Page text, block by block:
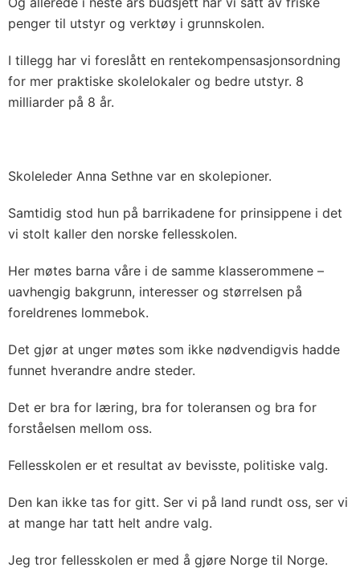
penger til utstyr og verktøy i grunnskolen.
I tillegg har vi foreslått en rentekompensasjonsordning
for mer praktiske skolelokaler og bedre utstyr. 8
milliarder på 8 år.
Skoleleder Anna Sethne var en skolepioner.
Samtidig stod hun på barrikadene for prinsippene i det
vi stolt kaller den norske fellesskolen.
Her møtes barna våre i de samme klasserommene –
uavhengig bakgrunn, interesser og størrelsen på
foreldrenes lommebok.
Det gjør at unger møtes som ikke nødvendigvis hadde
funnet hverandre andre steder.
Det er bra for læring, bra for toleransen og bra for
forståelsen mellom oss.
Fellesskolen er et resultat av bevisste, politiske valg.
Den kan ikke tas for gitt. Ser vi på land rundt oss, ser vi
at mange har tatt helt andre valg.
Jeg tror fellesskolen er med å gjøre Norge til Norge.